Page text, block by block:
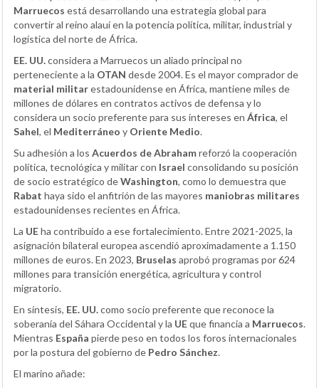
Marruecos está desarrollando una estrategia global para
convertir al reino alauí en la potencia política, militar, industrial y
logística del norte de África.
EE. UU.considera a Marruecos un aliado principal no
perteneciente a la OTAN desde 2004. Es el mayor comprador de
material militarestadounidense en África, mantiene miles de
millones de dólares en contratos activos de defensa y lo
considera un socio preferente para sus intereses en África, el
Sahel, el Mediterráneo y Oriente Medio.
Su adhesión a los Acuerdos de Abrahamreforzó la cooperación
política, tecnológica y militar con Israel consolidando su posición
de socio estratégico deWashington, como lo demuestra que
Rabat haya sido el anfitrión de las mayores maniobras militares
estadounidenses recientes en África.
La UEha contribuido a ese fortalecimiento. Entre 2021-2025, la
asignación bilateral europea ascendió aproximadamente a 1.150
millones de euros. En 2023, Bruselas aprobó programas por 624
millones para transición energética, agricultura y control
migratorio.
En síntesis, EE. UU.como socio preferente que reconoce la
soberanía del Sáhara Occidental y la UEque financia a Marruecos.
Mientras España pierde peso en todos los foros internacionales
por la postura del gobierno de Pedro Sánchez.
El marino añade: